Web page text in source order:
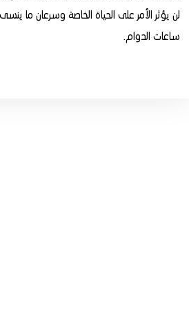
لن يؤثر الأمر على الحياة الخاصة وسرعان ما
ساعات الدوام.